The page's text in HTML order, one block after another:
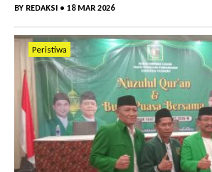
BY REDAKSI • 18 MAR 2026
Peristiwa